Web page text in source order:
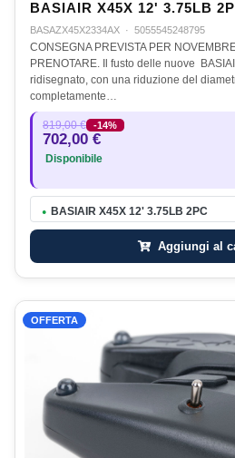
BASIAIR X45X 12' 3.75LB
BASAZX45X2334AX · 5055545248795
CONSEGNA PREVISTA PER
PRENOTARE. Il fusto delle nuove
ridisegnato, con una riduzione del
completamente…
819,00 € -14%
702,00 €
Disponibile
● BASIAIR X45X 12' 3.75LB 2PC
Aggiungi al
OFFERTA